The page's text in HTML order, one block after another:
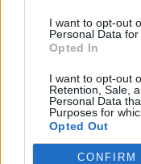
I want to opt-out
Personal Data for
Opted In
I want to opt-out
Retention, Sale,
Personal Data
Purposes for
Opted Out
CONFIRM